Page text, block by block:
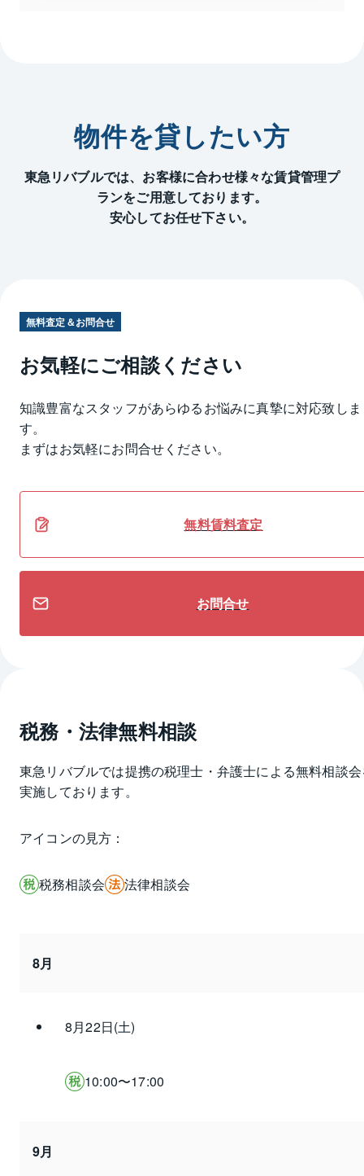
物件を貸したい方
東急リバブルでは、お客様に合わせ様々な賃貸管理プ
ランをご用意しております。
安心してお任せ下さい。
無料査定＆お問合せ
お気軽にご相談ください
知識豊富なスタッフがあらゆるお悩みに真摯に対応致しま
す。
まずはお気軽にお問合せください。
無料賃料査定
お問合せ
税務・法律無料相談
東急リバブルでは提携の税理士・弁護士による無料相談
実施しております。
アイコンの見方：
税務相談会 法律相談会
8月
8月22日(土)
10:00〜17:00
9月